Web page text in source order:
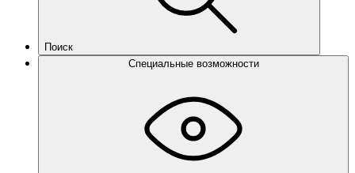
Поиск
Специальные возможности